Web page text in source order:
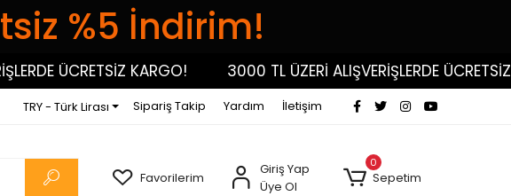
%5 İndirim!
ÜCRETSİZ KARGO! 3000 TL ÜZERİ ALIŞVERİŞLERDE ÜCRETSİZ
TRY - Türk Lirası Sipariş Takip Yardım İletişim
Favorilerim
Giriş Yap
Üye Ol
0
Sepetim